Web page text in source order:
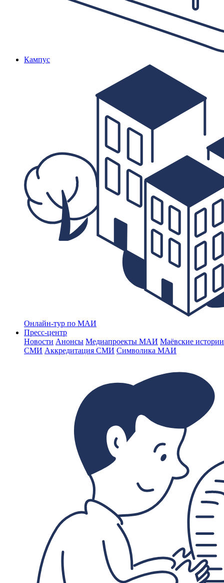
Кампус
Онлайн-тур по МАИ
Пресс-центр
Новости Анонсы Медиапроекты МАИ Маёвские
СМИ Аккредитация СМИ Символика МАИ